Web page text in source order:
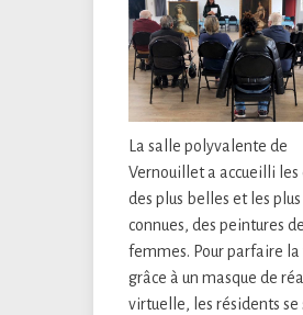
La salle polyvalente de
Vernouillet a accueilli les
des plus belles et les plus
connues, des peintures de
femmes. Pour parfaire la
grâce à un masque de
virtuelle, les résidents se